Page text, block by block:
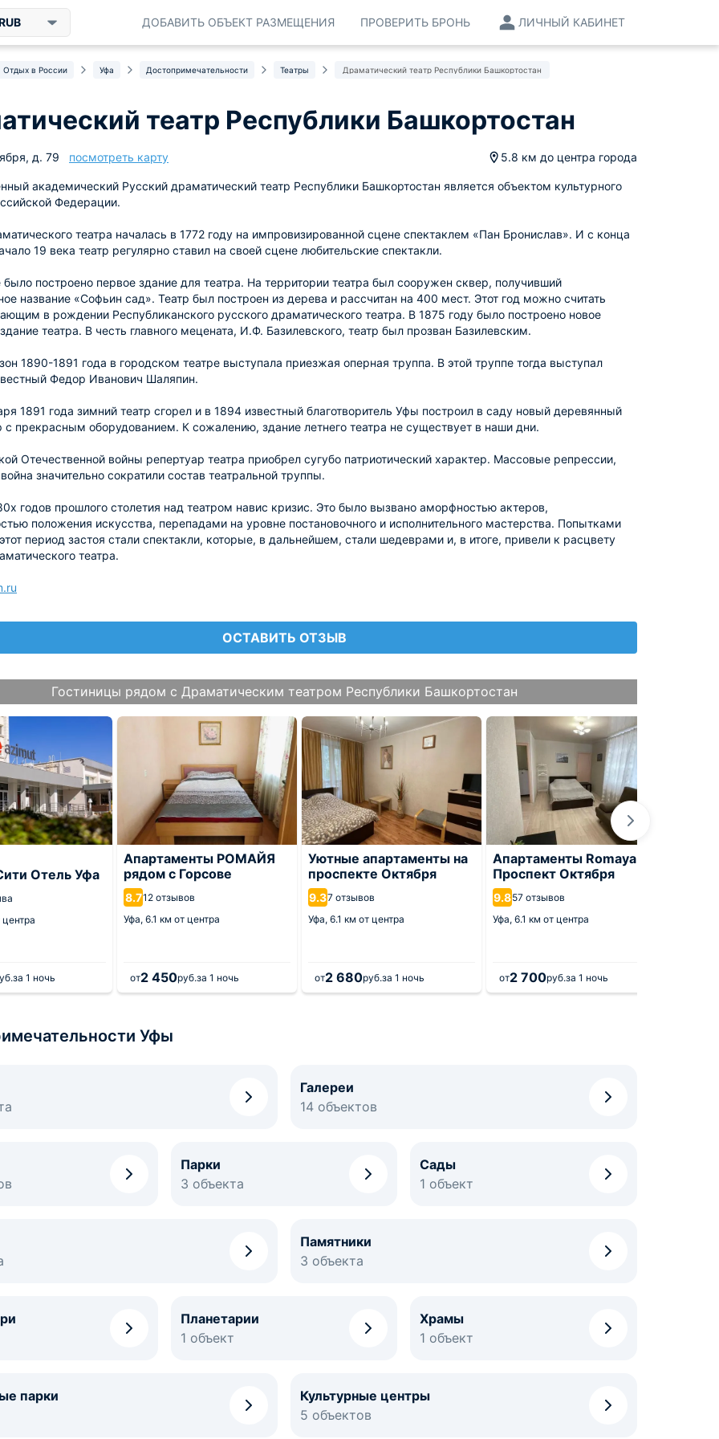
ЛИЧНЫЙ КАБИНЕТ
ПРОВЕРИТЬ БРОНЬ
ДОБАВИТЬ ОБЪЕКТ РАЗМЕЩЕНИЯ
Отдых в России Уфа Достопримечательности Театры Драматический театр Республики Башкортостан
театр Республики Башкортостан
д. 79 посмотреть карту 5.8 км до центра города
академический Русский драматический театр Республики Башкортостан является объектом культурного
Федерации.
театра началась в 1772 году на импровизированной сцене спектаклем «Пан Бронислав». И с конца
19 века театр регулярно ставил на своей сцене любительские спектакли.
было построено первое здание для театра. На территории театра был сооружен сквер, получивший
название «Софьин сад». Театр был построен из дерева и рассчитан на 400 мест. Этот год можно считать
в рождении Республиканского русского драматического театра. В 1875 году было построено новое
театра. В честь главного мецената, И.Ф. Базилевского, театр был прозван Базилевским.
1890-1891 года в городском театре выступала приезжая оперная труппа. В этой труппе тогда выступал
Федор Иванович Шаляпин.
1891 года зимний театр сгорел и в 1894 известный благотворитель Уфы построил в саду новый деревянный
с прекрасным оборудованием. К сожалению, здание летнего театра не существует в наши дни.
Отечественной войны репертуар театра приобрел сугубо патриотический характер. Массовые репрессии,
значительно сократили состав театральной труппы.
годов прошлого столетия над театром навис кризис. Это было вызвано аморфностью актеров,
положения искусства, перепадами на уровне постановочного и исполнительного мастерства. Попытками
период застоя стали спектакли, которые, в дальнейшем, стали шедеврами и, в итоге, привели к расцвету
театра.
ОСТАВИТЬ ОТЗЫВ
Гостиницы рядом с Драматическим театром Республики Башкортостан
Отель Уфа
центра
за 1 ночь
Апартаменты РОМАЙЯ
рядом с Горсове
8.712 отзывов
Уфа, 6.1 км от центра
от2 450руб.за 1 ночь
Уютные апартаменты на
проспекте Октября
9.37 отзывов
Уфа, 6.1 км от центра
от2 680руб.за 1 ночь
Апартаменты Romaya
Проспект Октября
9.857 отзывов
Уфа, 6.1 км от центра
от2 700руб.за 1 ночь
Уфы
Галереи
14 объектов
Парки
3 объекта
Сады
1 объект
Памятники
3 объекта
Планетарии
1 объект
Храмы
1 объект
парки
Культурные центры
5 объектов